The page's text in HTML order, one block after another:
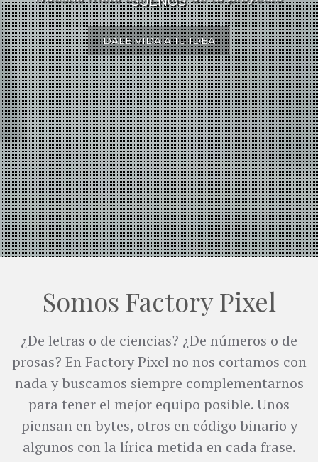
DALE VIDA A TU IDEA
Somos Factory Pixel
¿De letras o de ciencias? ¿De números o de
prosas? En Factory Pixel no nos cortamos con
nada y buscamos siempre complementarnos
para tener el mejor equipo posible. Unos
piensan en bytes, otros en código binario y
algunos con la lírica metida en cada frase.